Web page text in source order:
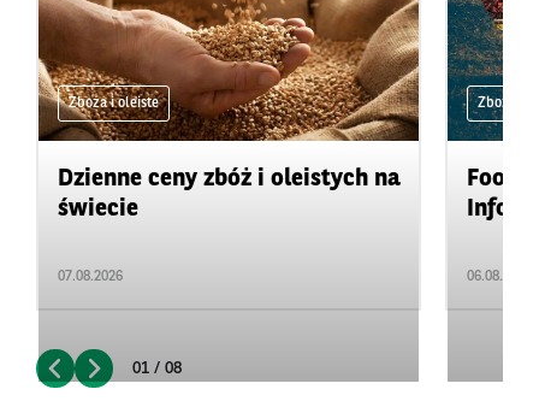
Zboża i oleiste
Dzienne ceny zbóż i oleistych na
świecie
07.08.2026
Zboża i
06.08.2026
01 / 08